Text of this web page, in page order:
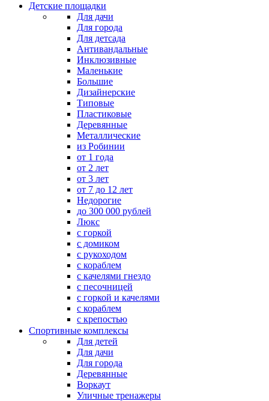
Детские площадки
Для дачи
Для города
Для детсада
Антивандальные
Инклюзивные
Маленькие
Большие
Дизайнерские
Типовые
Пластиковые
Деревянные
Металлические
из Робинии
от 1 года
от 2 лет
от 3 лет
от 7 до 12 лет
Недорогие
до 300 000 рублей
Люкс
с горкой
с домиком
с рукоходом
с кораблем
с качелями гнездо
с песочницей
с горкой и качелями
с кораблем
с крепостью
Спортивные комплексы
Для детей
Для дачи
Для города
Деревянные
Воркаут
Уличные тренажеры